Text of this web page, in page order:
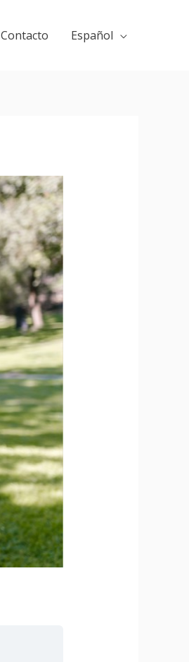
Contacto Español